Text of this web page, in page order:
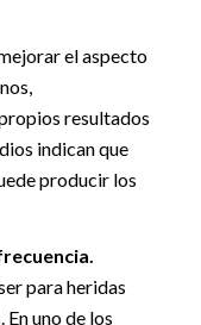
el aspecto
resultados
indican que
producir los
para heridas
uno de los